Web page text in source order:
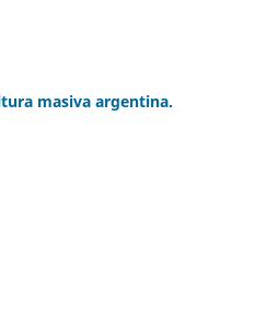
masiva argentina.